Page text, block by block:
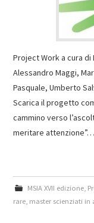
Project Work a cura
Alessandro Maggi,
Pasquale, Umberto
Scarica il progetto
cammino verso
meritare attenzione”…
MSIA XVII edizione,
rare master scienziati in